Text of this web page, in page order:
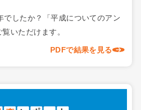
でしたか？「平成についてのアン
いただけます。
PDFで結果を見る